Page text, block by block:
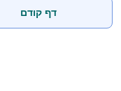
דף קודם